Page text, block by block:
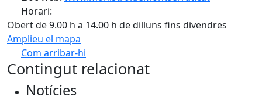
Horari:
Obert de 9.00 h a 14.00 h de dilluns fins divendres
Amplieu el mapa
Com arribar-hi
+
Contingut relacionat
Notícies